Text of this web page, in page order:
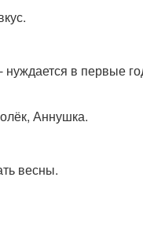
в первые
Аннушка.
весны.